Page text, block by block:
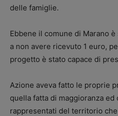
delle famiglie.
Ebbene il comune di Marano è
a non avere ricevuto 1 euro,
progetto è stato capace di
Azione aveva fatto le proprie
quella fatta di maggioranza
rappresentati del territorio